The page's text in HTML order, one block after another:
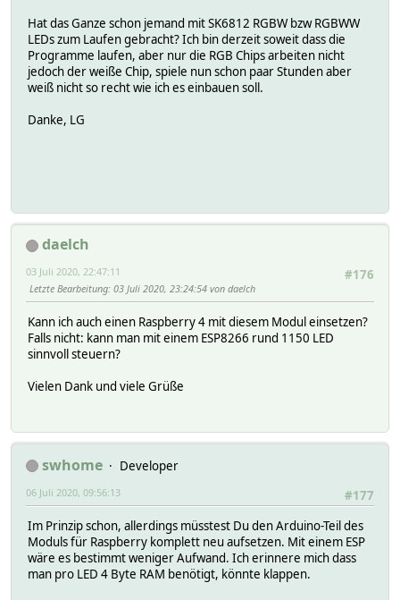
// GET STATUS url should be GET /status
if (inputLine.length() > 3 &&
isGet = true;
}
// SET FIRE EFFECT
fire = true;
if (inputLine.length() > 3 &&
fire = true;
rainbow = false;
isGet = true;
}
if (inputLine.length() > 3 &&
rainbow = true;
fire = false;
isGet = true;
fire = false;
blinker = false;
isGet = true;
}
if (inputLine.length() > 3 &&
int slash = inputLine.indexOf('/', 11 );
int komma1 = inputLine.indexOf(',');
xfrom = inputLine.substring(11,
Hat das Ganze schon jemand mit SK6812 RGBW bzw RGBWW
LEDs zum Laufen gebracht? Ich bin derzeit soweit dass die
Programme laufen, aber nur die RGB Chips arbeiten nicht
jedoch der weiße Chip, spiele nun schon paar Stunden aber
weiß nicht so recht wie ich es einbauen soll.
Danke, LG
daelch
#176
03 Juli 2020, 22:47:11
Letzte Bearbeitung: 03 Juli 2020, 23:24:54 von daelch
Kann ich auch einen Raspberry 4 mit diesem Modul einsetzen?
Falls nicht: kann man mit einem ESP8266 rund 1150 LED
sinnvoll steuern?
Vielen Dank und viele Grüße
swhome
Developer
#177
06 Juli 2020, 09:56:13
Im Prinzip schon, allerdings müsstest Du den Arduino-Teil des
Moduls für Raspberry komplett neu aufsetzen. Mit einem ESP
wäre es bestimmt weniger Aufwand. Ich erinnere mich dass
man pro LED 4 Byte RAM benötigt, könnte klappen.